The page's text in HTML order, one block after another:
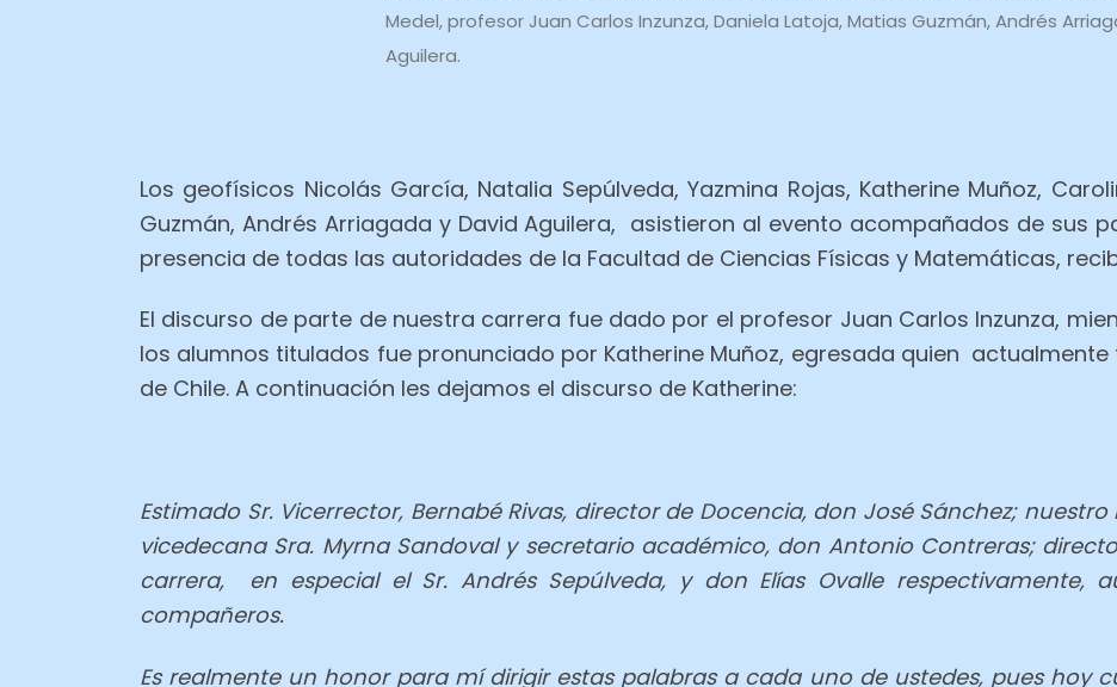
Medel, profesor Juan Carlos Inzunza, Daniela Latoja, Matias Guzmán, Andrés
Aguilera.
Los geofísicos Nicolás García, Natalia Sepúlveda, Yazmina Rojas, Katherine Muñoz,
Guzmán, Andrés Arriagada y David Aguilera, asistieron al evento acompañados de sus
presencia de todas las autoridades de la Facultad de Ciencias Físicas y Matemáticas,
El discurso de parte de nuestra carrera fue dado por el profesor Juan Carlos Inzunza,
los alumnos titulados fue pronunciado por Katherine Muñoz, egresada quien
de Chile. A continuación les dejamos el discurso de Katherine:
Estimado Sr. Vicerrector, Bernabé Rivas, director de Docencia, don José Sánchez; nuestro
vicedecana Sra. Myrna Sandoval y secretario académico, don Antonio Contreras;
carrera, en especial el Sr. Andrés Sepúlveda, y don Elías Ovalle respectivamente,
compañeros.
Es realmente un honor para mí dirigir estas palabras a cada uno de ustedes, pues hoy